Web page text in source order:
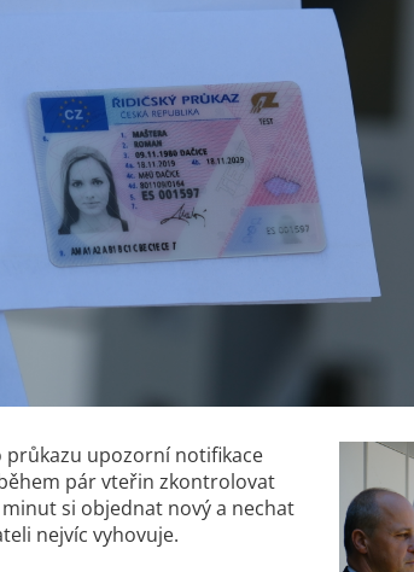
upozorní notifikace
pár vteřin zkontrolovat
si objednat nový a nechat
nejvíc vyhovuje.